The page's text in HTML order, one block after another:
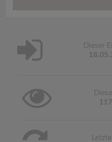
Dieser